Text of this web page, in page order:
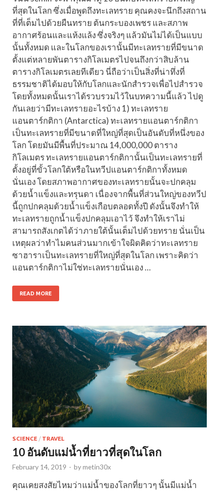
ที่สุดในโลก ซึ่งเมื่อพูดถึงทะเลทราย คุณคงจะนึกถึงสถาน
ที่ที่เต็มไปด้วยผืนทราย ต้นกระบองเพชร และสภาพ
อากาศร้อนและแห้งแล้ง ซึ่งจริงๆ แล้วมันไม่ได้เป็นแบบ
นั้นทั้งหมด และในโลกของเรานั้นมีทะเลทรายที่มีขนาด
ตั้งแต่หลายพันตารางกิโลเมตรไปจนถึงกว่าสิบล้าน
ตารางกิโลเมตรเลยทีเดียว นี่ถือว่าเป็นสิ่งที่น่าทึ่งที่
ธรรมชาติได้มอบให้กับโลกและนักสำรวจเพื่อไปสำรวจ
โดยทั้งหมดนั้นเราได้รวบรวมไว้ในบทความนี้แล้ว ไปดู
กันเลยว่ามีทะเลทรายอะไรบ้าง 1) ทะเลทราย
แอนตาร์กติกา (Antarctica) ทะเลทรายแอนตาร์กติกา
เป็นทะเลทรายที่มีขนาดที่ใหญ่ที่สุดเป็นอันดับที่หนึ่งของ
โลก โดยมันมีพื้นที่ประมาณ 14,000,000 ตาราง
กิโลเมตร ทะเลทรายแอนตาร์กติกานั้นเป็นทะเลทรายที่
ตั้งอยู่ที่ขั้วโลกใต้หรือในทวีปแอนตาร์กติกาทั้งหมด
นั่นเอง โดยสภาพอากาศของทะเลทรายนั้นจะปกคลุม
ด้วยน้ำแข็งและทรุนดา เนื่องจากพื้นที่ส่วนใหญ่ของทวีป
นี้ถูกปกคลุมด้วยน้ำแข็งเกือบตลอดทั้งปี ดังนั้นจึงทำให้
ทะเลทรายถูกน้ำแข็งปกคลุมเอาไว้ จึงทำให้เราไม่
สามารถสังเกตได้ว่าภายใต้นั้นเต็มไปด้วยทราย นั่นเป็น
เหตุผลว่าทำไมคนส่วนมากเข้าใจผิดคิดว่าทะเลทราย
ซาฮาราเป็นทะเลทรายที่ใหญ่ที่สุดในโลก เพราะคิดว่า
แอนตาร์กติกาไม่ใช่ทะเลทรายนั่นเอง …
READ MORE
SCIENCE / TRAVEL
10 อันดับแม่น้ำที่ยาวที่สุดในโลก
February 14, 2019 - bymetin30x
คุณเคยสงสัยไหมว่าแม่น้ำของโลกที่ยาวๆ นั้นมีแม่น้ำ